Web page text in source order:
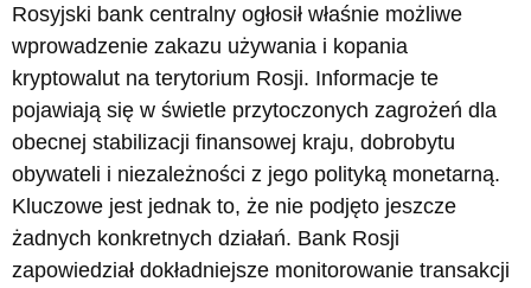
Rosyjski bank centralny ogłosił właśnie możliwe
wprowadzenie zakazu używania i kopania
kryptowalut na terytorium Rosji. Informacje te
pojawiają się w świetle przytoczonych zagrożeń dla
obecnej stabilizacji finansowej kraju, dobrobytu
obywateli i niezależności z jego polityką monetarną.
Kluczowe jest jednak to, że nie podjęto jeszcze
żadnych konkretnych działań. Bank Rosji
zapowiedział dokładniejsze monitorowanie transakcji